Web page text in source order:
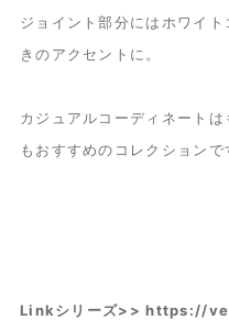
ジョイント部分にはホワイ
きのアクセントに。
カジュアルコーディネート
もおすすめのコレクションで
Linkシリーズ>>https://